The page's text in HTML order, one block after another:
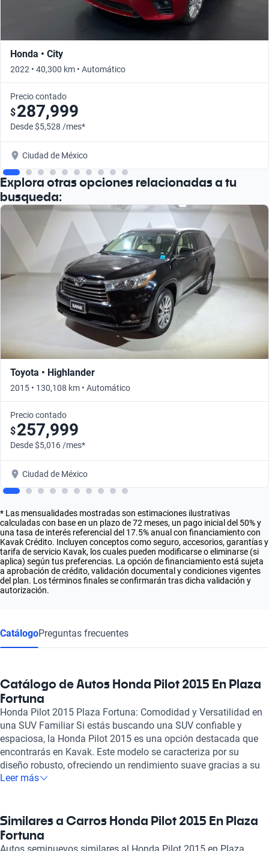
Honda • City
2022 • 40,300 km • Automático
Precio contado
$287,999
Desde $5,528 /mes*
Ciudad de México
Explora otras opciones relacionadas a tu
busqueda:
Toyota • Highlander
2015 • 130,108 km • Automático
Precio contado
$257,999
Desde $5,016 /mes*
Ciudad de México
* Las mensualidades mostradas son estimaciones ilustrativas
calculadas con base en un plazo de 72 meses, un pago inicial del 50% y
una tasa de interés referencial del 17.5% anual con financiamiento con
Kavak Crédito. Incluyen conceptos como seguro, accesorios, garantías y
tarifa de servicio Kavak, los cuales pueden modificarse o eliminarse (si
aplica) según tus preferencias. La opción de financiamiento está sujeta
a aprobación de crédito, validación documental y condiciones vigentes
del plan. Los términos finales se confirmarán tras dicha validación y
autorización.
CatálogoPreguntas frecuentes
Catálogo de Autos Honda Pilot 2015 En Plaza
Fortuna
Honda Pilot 2015 Plaza Fortuna: Comodidad y Versatilidad en
una SUV Familiar Si estás buscando una SUV confiable y
espaciosa, la Honda Pilot 2015 es una opción destacada que
encontrarás en Kavak. Este modelo se caracteriza por su
diseño robusto, ofreciendo un rendimiento suave gracias a su
potente motor V6 de 3.5 litros que genera hasta 280 caballos
hasta ocho pasajeros, ideal para familias o grupos. Con un
interior bien diseñado que incluye asientos de tela velour
mejorada y opciones de cuero, garantiza una experiencia de
Leer más
Similares a Carros Honda Pilot 2015 En Plaza
Fortuna